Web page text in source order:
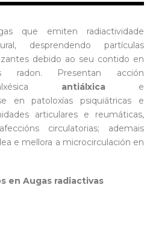
que emiten radiactividade
desprendendo partículas
debido ao seu contido en
radon. Presentan acción
antiálxica e
en patoloxías psiquiátricas e
articulares e reumáticas,
circulatorias; ademais
e mellora a microcirculación en
en Augas radiactivas